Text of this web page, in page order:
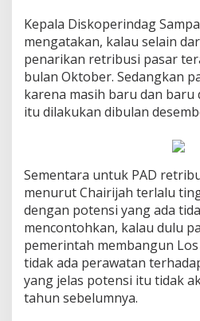
Kepala Diskoperindag
mengatakan, kalau selain
penarikan retribusi pasar
bulan Oktober. Sedangkan
karena masih baru dan
itu dilakukan dibulan
Sementara untuk PAD
menurut Chairijah terlalu
dengan potensi yang ada
mencontohkan, kalau dulu
pemerintah membangun
tidak ada perawatan
yang jelas potensi itu tidak
tahun sebelumnya.